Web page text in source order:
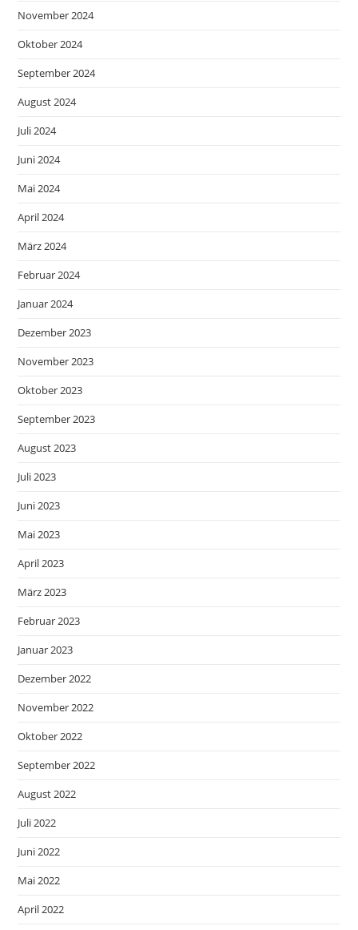
November 2024
Oktober 2024
September 2024
August 2024
Juli 2024
Juni 2024
Mai 2024
April 2024
März 2024
Februar 2024
Januar 2024
Dezember 2023
November 2023
Oktober 2023
September 2023
August 2023
Juli 2023
Juni 2023
Mai 2023
April 2023
März 2023
Februar 2023
Januar 2023
Dezember 2022
November 2022
Oktober 2022
September 2022
August 2022
Juli 2022
Juni 2022
Mai 2022
April 2022